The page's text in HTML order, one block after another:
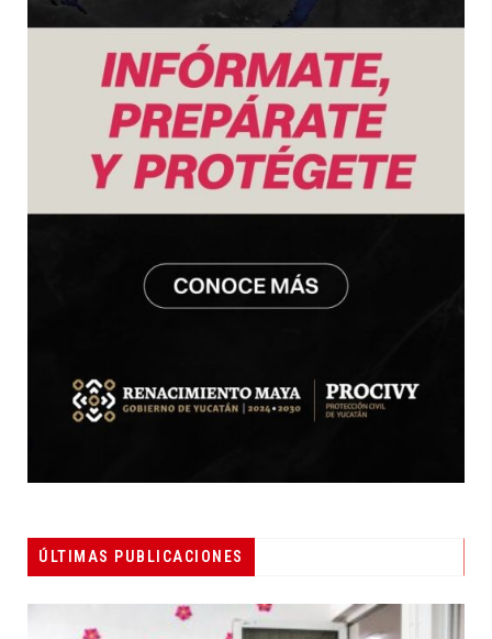
ÚLTIMAS PUBLICACIONES